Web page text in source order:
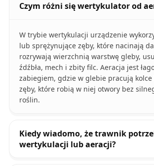
Czym różni się wertykulator od
W trybie wertykulacji urządzenie
lub sprężynujące zęby, które nacinają
rozrywają wierzchnią warstwę gleby,
źdźbła, mech i zbity filc. Aeracja jest
zabiegiem, gdzie w glebie pracują
zęby, które robią w niej otwory bez
roślin.
Kiedy wiadomo, że trawnik
wertykulacji lub aeracji?